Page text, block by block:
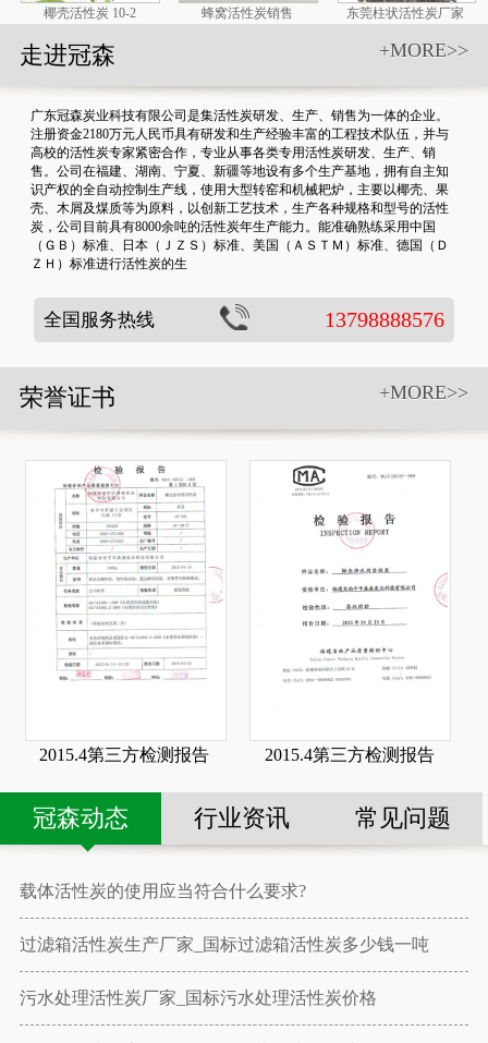
椰壳活性炭 10-2 蜂窝活性炭销售 东莞柱状活性炭厂家
+MORE>>
走进冠森
广东冠森炭业科技有限公司是集活性炭研发、生产、销售为一体的企业。
注册资金2180万元人民币具有研发和生产经验丰富的工程技术队伍，并与
高校的活性炭专家紧密合作，专业从事各类专用活性炭研发、生产、销
售。公司在福建、湖南、宁夏、新疆等地设有多个生产基地，拥有自主知
识产权的全自动控制生产线，使用大型转窑和机械耙炉，主要以椰壳、果
壳、木屑及煤质等为原料，以创新工艺技术，生产各种规格和型号的活性
炭，公司目前具有8000余吨的活性炭年生产能力。能准确熟练采用中国
（ＧＢ）标准、日本（ＪＺＳ）标准、美国（ＡＳＴＭ）标准、德国（Ｄ
ＺＨ）标准进行活性炭的生
全国服务热线 13798888576
+MORE>>
荣誉证书
2015.4第三方检测报告 2015.4第三方检测报告
冠森动态 行业资讯 常见问题
载体活性炭的使用应当符合什么要求?
过滤箱活性炭生产厂家_国标过滤箱活性炭多少钱一吨
污水处理活性炭厂家_国标污水处理活性炭价格